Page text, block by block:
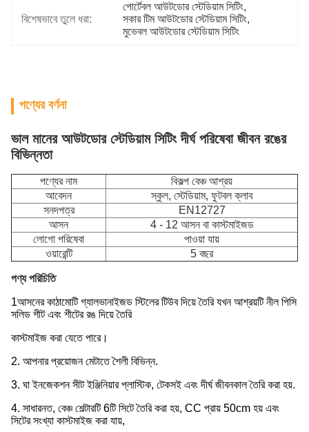
বিশেষভাবে তুলে ধরা:
পোর্টেবল আউটডোর স্টেডিয়াম সিটিং,
সকার টিম আউটডোর স্টেডিয়াম সিটিং,
মুভেবল আউটডোর স্টেডিয়াম সিটিং
পণ্যের বর্ণনা
ভাল মানের আউটডোর স্টেডিয়াম সিটিং দীর্ঘ পরিষেবা জীবন রঙের
বিভিন্নতা
পণ্যের নাম
বিকল্প বেঞ্চ আশ্রয়
আবেদন
স্কুল, স্টেডিয়াম, ফুটবল ক্লাব
সনদপত্র
EN12727
আসন
4 - 12 আসন বা কাস্টমাইজড
লোগো পরিষেবা
পাওয়া যায়
ওয়ারেন্টি
5 বছর
পণ্য পরিচিতি
1আসনের কাঠামোটি গ্যালভানাইজড স্টিলের টিউব দিয়ে তৈরি যখন আশ্রয়টি নীল পিসি
সলিড শীট এবং শীটের রঙ দিয়ে তৈরি
কাস্টমাইজ করা যেতে পারে।
2. আপনার প্রয়োজন মেটাতে শৈলী বিভিন্ন.
3. ঘা ইনজেকশন সীট ইঞ্জিনিয়ার প্লাস্টিক, টেকসই এবং দীর্ঘ জীবনকাল তৈরি করা হয়.
4. সাধারনত, বেঞ্চ শেল্টারটি 6টি সিটে তৈরি করা হয়, CC প্রায় 50cm হয় এবং
সিটের সংখ্যা কাস্টমাইজ করা যায়,